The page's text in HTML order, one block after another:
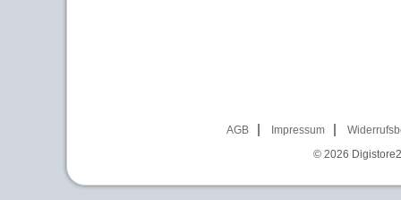
AGB Impressum
© 2026